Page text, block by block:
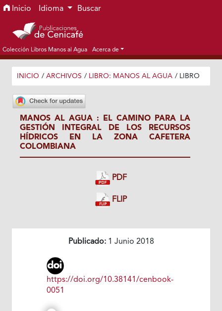
Ir al menú de navegación principal
Ir al contenido principal
Ir al pie de página del sitio
Inicio Idioma Buscar
Colección Libros Manos al Agua Acerca de
INICIO / ARCHIVOS / LIBRO: MANOS AL AGUA / LIBRO
MANOS AL AGUA : EL CAMINO PARA LA
GESTIÓN INTEGRAL DE LOS RECURSOS
HÍDRICOS EN LA ZONA CAFETERA
COLOMBIANA
PDF
FLIP
Publicado:1 Junio 2018
https://doi.org/10.38141/cenbook-
0051